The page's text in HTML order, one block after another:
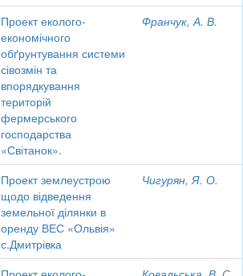
Проект еколого-
економічного
обґрунтування системи
сівозмін та
впорядкування
територій
фермерського
господарства
«Світанок».
Франчук, А. В.
Проект землеустрою
щодо відведення
земельної ділянки в
оренду ВЕС «Ольвія»
с.Дмитрівка
Чигурян, Я. О.